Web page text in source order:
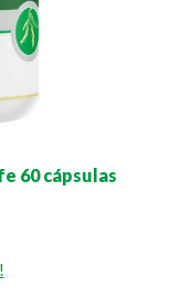
60 cápsulas